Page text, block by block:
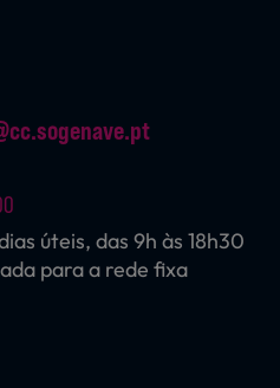
úteis, das 9h às 18h30
para a rede fixa